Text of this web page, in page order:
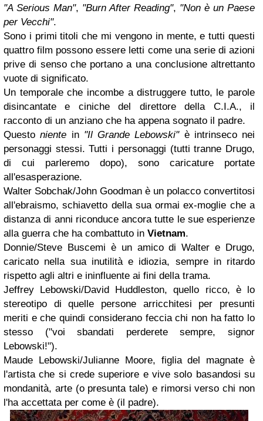
"A Serious Man", "Burn After Reading", "Non è un Paese
per Vecchi".
Sono i primi titoli che mi vengono in mente, e tutti questi
quattro film possono essere letti come una serie di azioni
prive di senso che portano a una conclusione altrettanto
vuote di significato.
Un temporale che incombe a distruggere tutto, le parole
disincantate e ciniche del direttore della C.I.A., il
racconto di un anziano che ha appena sognato il padre.
Questoniente in "Il Grande Lebowski"è intrinseco nei
personaggi stessi. Tutti i personaggi (tutti tranne Drugo,
di cui parleremo dopo), sono caricature portate
all'esasperazione.
Walter Sobchak/John Goodman è un polacco convertitosi
all'ebraismo, schiavetto della sua ormai ex-moglie che a
distanza di anni riconduce ancora tutte le sue esperienze
alla guerra che ha combattuto in Vietnam.
Donnie/Steve Buscemi è un amico di Walter e Drugo,
caricato nella sua inutilità e idiozia, sempre in ritardo
rispetto agli altri e ininfluente ai fini della trama.
Jeffrey Lebowski/David Huddleston, quello ricco, è lo
stereotipo di quelle persone arricchitesi per presunti
meriti e che quindi considerano feccia chi non ha fatto lo
stesso ("voi sbandati perderete sempre, signor
Lebowski!").
Maude Lebowski/Julianne Moore, figlia del magnate è
l'artista che si crede superiore e vive solo basandosi su
mondanità, arte (o presunta tale) e rimorsi verso chi non
l'ha accettata per come è (il padre).